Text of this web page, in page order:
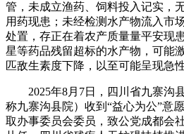
管，未成立渔药、饲料投入记实，
用药现患；未经检测水产物流入市
处置，存正在着农产质量量平安现
星等药品残留超标的水产物，可能
匹敌生素度下降，以至可能呈现急
2025年8月7日，四川省九寨沟
称九寨沟县院）收到“益心为公”意
取办事委员会委员，致公党成都会